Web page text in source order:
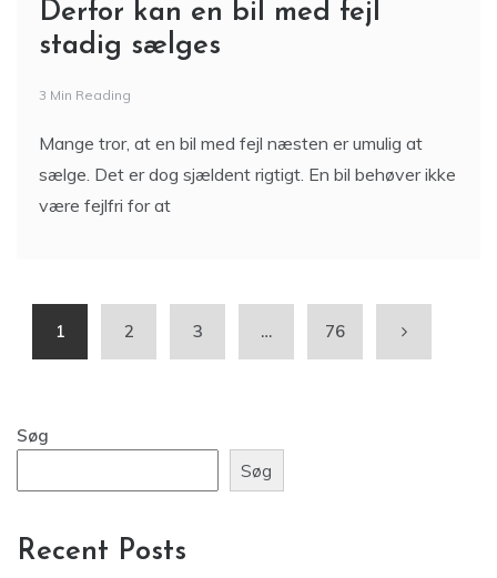
Derfor kan en bil med fejl
stadig sælges
3 Min Reading
Mange tror, at en bil med fejl næsten er umulig at
sælge. Det er dog sjældent rigtigt. En bil behøver ikke
være fejlfri for at
1 2 3 … 76
Søg
Søg
Recent Posts